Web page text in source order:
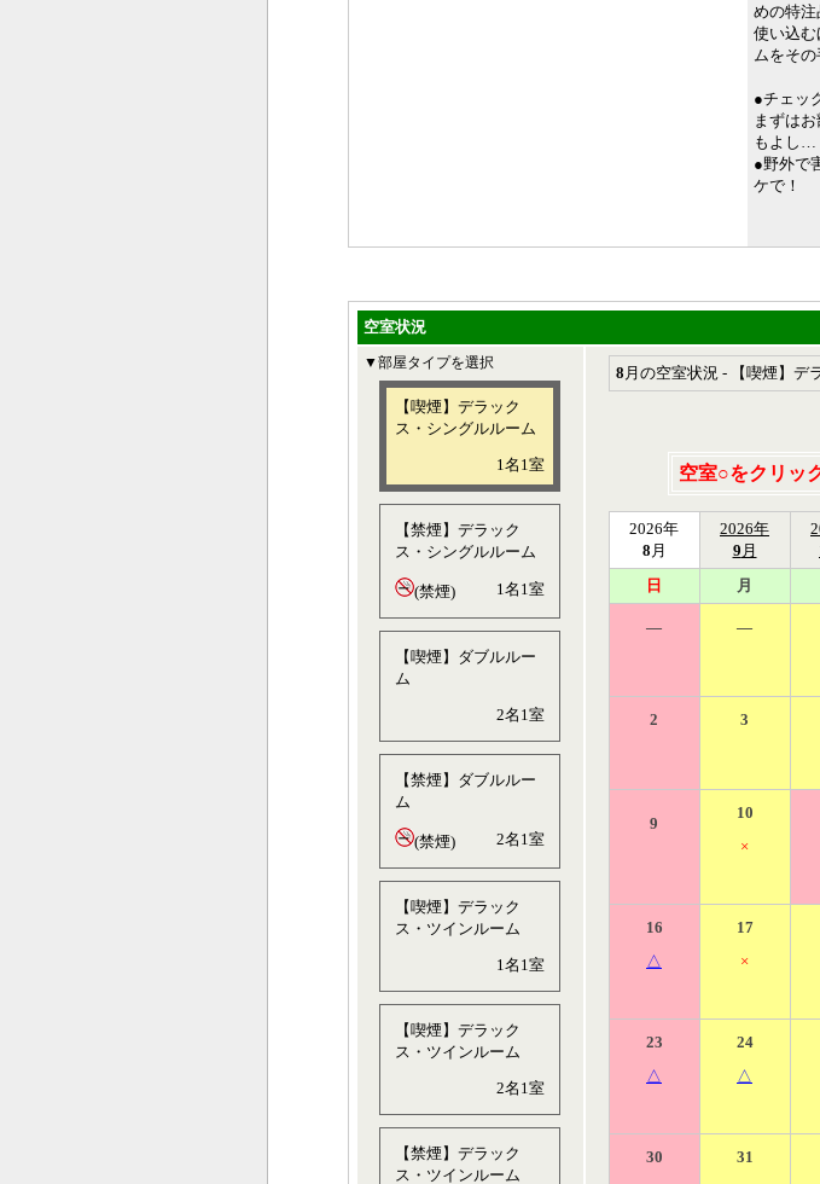
めの特注
使い込
ムをその
●チェッ
まずは
もよし…
●野外で
ケで！
空室状況
▼部屋タイプを選択
【喫煙】デラック
ス・シングルルーム
1名1室
【禁煙】デラック
ス・シングルルーム
(禁煙) 1名1室
【喫煙】ダブルルー
ム
2名1室
【禁煙】ダブルルー
ム
(禁煙) 2名1室
【喫煙】デラック
ス・ツインルーム
1名1室
【喫煙】デラック
ス・ツインルーム
2名1室
【禁煙】デラック
ス・ツインルーム
8 月の空室状況 - 【喫煙】デ
空室○をクリッ
2026年
8 月
2026年
9 月
日 月
― ―
2 3
9
10
×
16
△
17
×
23
△
24
△
30
31